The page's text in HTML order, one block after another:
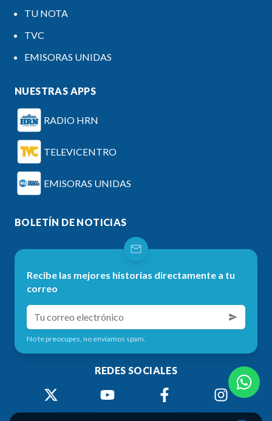
TU NOTA
TVC
EMISORAS UNIDAS
NUESTRAS APPS
RADIO HRN
TELEVICENTRO
EMISORAS UNIDAS
BOLETÍN DE NOTICIAS
Recibe las mejores historias directamente a tu
correo
No te preocupes, no enviamos spam.
REDES SOCIALES